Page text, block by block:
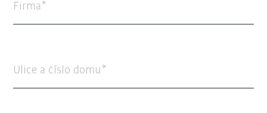
Firma
Ulice a číslo domu